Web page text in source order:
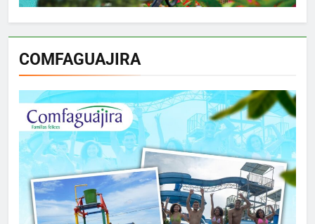
COMFAGUAJIRA